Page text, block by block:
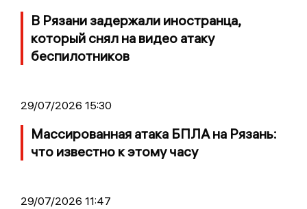
В Рязани задержали иностранца,
который снял на видео атаку
беспилотников
29/07/2026 15:30
Массированная атака БПЛА на Рязань:
что известно к этому часу
29/07/2026 11:47